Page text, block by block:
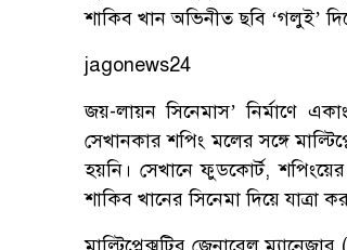
শাকিব খান অভিনীত ছবি ‘গলুই’
jagonews24
জয়-লায়ন সিনেমাস’ নির্মাণে
সেখানকার শপিং মলের সঙ্গে
হয়নি। সেখানে ফুডকোর্ট,
শাকিব খানের সিনেমা দিয়ে যাত্রা